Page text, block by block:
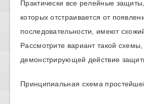
Практически все релейные
которых отстраивается от
последовательности, имеют
Рассмотрите вариант такой схемы,
демонстрирующей действие
Принципиальная схема